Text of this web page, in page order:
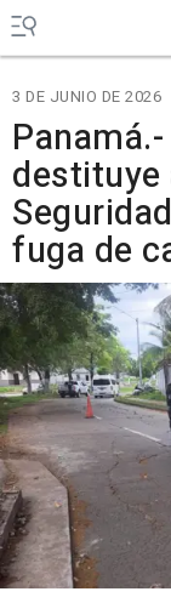
3 DE JUNIO DE 2026
fuga de